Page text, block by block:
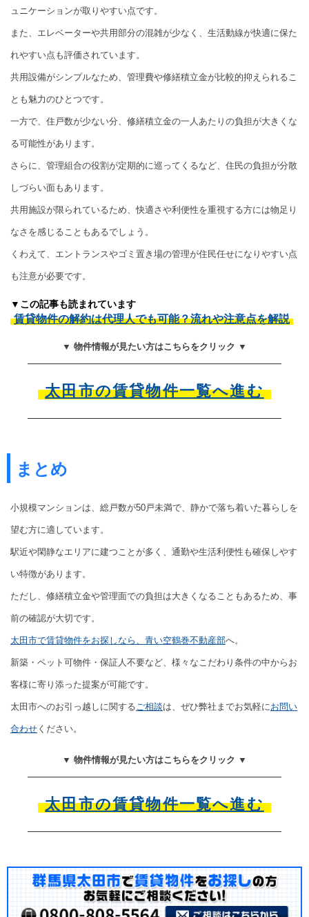
ュニケーションが取りやすい点です。
また、エレベーターや共用部分の混雑が少なく、生活動線が快適に保た
れやすい点も評価されています。
共用設備がシンプルなため、管理費や修繕積立金が比較的抑えられるこ
とも魅力のひとつです。
一方で、住戸数が少ない分、修繕積立金の一人あたりの負担が大きくな
る可能性があります。
さらに、管理組合の役割が定期的に巡ってくるなど、住民の負担が分散
しづらい面もあります。
共用施設が限られているため、快適さや利便性を重視する方には物足り
なさを感じることもあるでしょう。
くわえて、エントランスやゴミ置き場の管理が住民任せになりやすい点
も注意が必要です。
▼この記事も読まれています
賃貸物件の解約は代理人でも可能？流れや注意点を解説
▼ 物件情報が見たい方はこちらをクリック ▼
太田市の賃貸物件一覧へ進む
まとめ
小規模マンションは、総戸数が50戸未満で、静かで落ち着いた暮らしを
望む方に適しています。
駅近や閑静なエリアに建つことが多く、通勤や生活利便性も確保しやす
い特徴があります。
ただし、修繕積立金や管理面での負担は大きくなることもあるため、事
前の確認が大切です。
太田市で賃貸物件をお探しなら、青い空鶴巻不動産部へ。
新築・ペット可物件・保証人不要など、様々なこだわり条件の中からお
客様に寄り添った提案が可能です。
太田市へのお引っ越しに関するご相談は、ぜひ弊社までお気軽にお問い
合わせ ください。
▼ 物件情報が見たい方はこちらをクリック ▼
太田市の賃貸物件一覧へ進む